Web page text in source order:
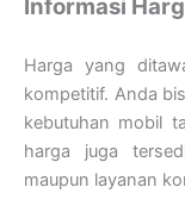
Informasi
Harga yang
kompetitif. Anda
kebutuhan mobil
harga juga
maupun layanan